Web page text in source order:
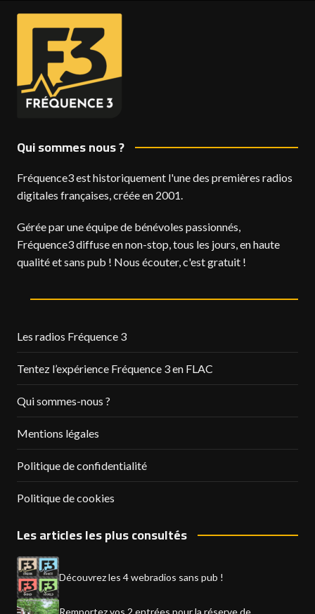
Qui sommes nous ?
Fréquence3 est historiquement l'une des premières radios
digitales françaises, créée en 2001.
Gérée par une équipe de bénévoles passionnés,
Fréquence3 diffuse en non-stop, tous les jours, en haute
qualité et sans pub ! Nous écouter, c'est gratuit !
Les radios Fréquence 3
Tentez l’expérience Fréquence 3 en FLAC
Qui sommes-nous ?
Mentions légales
Politique de confidentialité
Politique de cookies
Les articles les plus consultés
Découvrez les 4 webradios sans pub !
Remportez vos 2 entrées pour la réserve de